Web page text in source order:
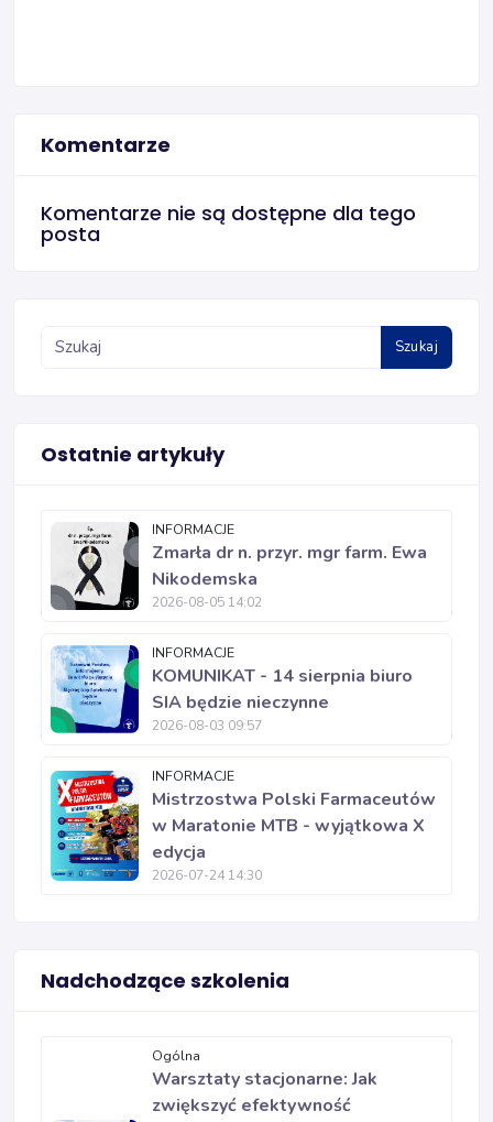
Komentarze
Komentarze nie są dostępne dla tego
posta
Szukaj
Ostatnie artykuły
INFORMACJE
Zmarła dr n. przyr. mgr farm. Ewa
Nikodemska
2026-08-05 14:02
INFORMACJE
KOMUNIKAT - 14 sierpnia biuro
SIA będzie nieczynne
2026-08-03 09:57
INFORMACJE
Mistrzostwa Polski Farmaceutów
w Maratonie MTB - wyjątkowa X
edycja
2026-07-24 14:30
Nadchodzące szkolenia
Ogólna
Warsztaty stacjonarne: Jak
zwiększyć efektywność